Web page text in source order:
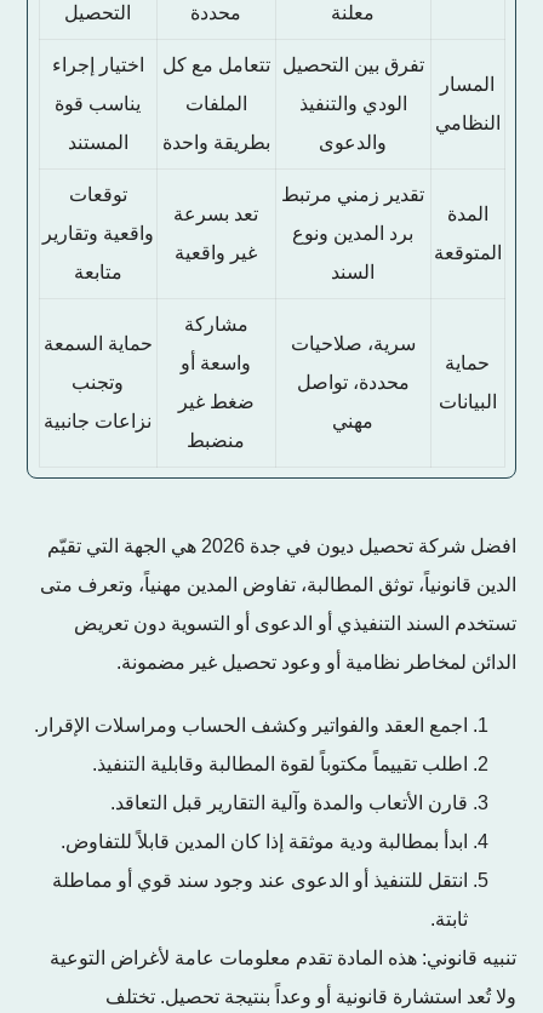
معلنة
محددة
التحصيل
المسار
النظامي
تفرق بين التحصيل
الودي والتنفيذ
والدعوى
تتعامل مع كل
الملفات
بطريقة واحدة
اختيار إجراء
يناسب قوة
المستند
المدة
المتوقعة
تقدير زمني مرتبط
برد المدين ونوع
السند
تعد بسرعة
غير واقعية
توقعات
واقعية وتقارير
متابعة
حماية
البيانات
سرية، صلاحيات
محددة، تواصل
مهني
مشاركة
واسعة أو
ضغط غير
منضبط
حماية السمعة
وتجنب
نزاعات جانبية
افضل شركة تحصيل ديون في جدة 2026 هي الجهة التي تقيّم
الدين قانونياً، توثق المطالبة، تفاوض المدين مهنياً، وتعرف متى
تستخدم السند التنفيذي أو الدعوى أو التسوية دون تعريض
الدائن لمخاطر نظامية أو وعود تحصيل غير مضمونة.
اجمع العقد والفواتير وكشف الحساب ومراسلات الإقرار.
اطلب تقييماً مكتوباً لقوة المطالبة وقابلية التنفيذ.
قارن الأتعاب والمدة وآلية التقارير قبل التعاقد.
ابدأ بمطالبة ودية موثقة إذا كان المدين قابلاً للتفاوض.
انتقل للتنفيذ أو الدعوى عند وجود سند قوي أو مماطلة
ثابتة.
تنبيه قانوني: هذه المادة تقدم معلومات عامة لأغراض التوعية
ولا تُعد استشارة قانونية أو وعداً بنتيجة تحصيل. تختلف